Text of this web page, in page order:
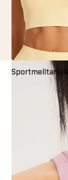
Sportmelltartók